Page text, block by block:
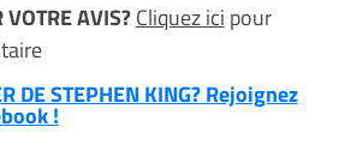
VOTRE AVIS?Cliquez ici pour
DE STEPHEN KING? Rejoignez
!